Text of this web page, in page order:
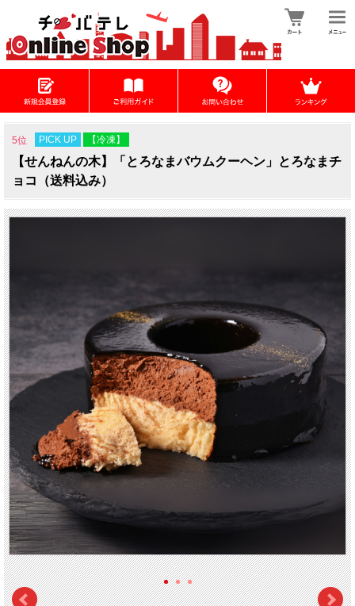
5位 PICK UP 【冷凍】
【せんねんの木】「とろなまバウムクーヘン」とろなまチ
ョコ（送料込み）